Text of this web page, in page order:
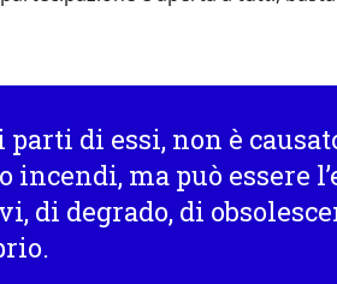
di essi, non è
ma può essere
di degrado, di